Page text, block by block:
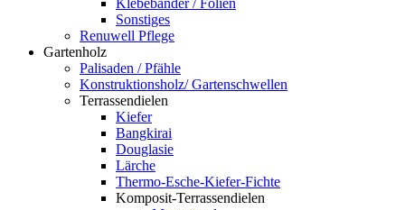
Klebebänder / Folien
Sonstiges
Renuwell Pflege
Gartenholz
Palisaden / Pfähle
Konstruktionsholz/ Gartenschwellen
Terrassendielen
Kiefer
Bangkirai
Douglasie
Lärche
Thermo-Esche-Kiefer-Fichte
Komposit-Terrassendielen